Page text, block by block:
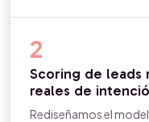
2
Scoring de leads
reales de
Rediseñamos el